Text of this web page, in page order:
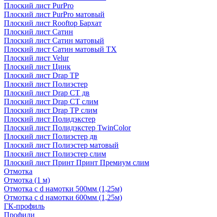
Плоский лист PurPro
Плоский лист PurPro матовый
Плоский лист Rooftop Бархат
Плоский лист Сатин
Плоский лист Сатин матовый
Плоский лист Сатин матовый TX
Плоский лист Velur
Плоский лист Цинк
Плоский лист Drap ТР
Плоский лист Полиэстер
Плоский лист Drap СТ дв
Плоский лист Drap СТ слим
Плоский лист Drap ТР слим
Плоский лист Полидэкстер
Плоский лист Полидэкстер TwinColor
Плоский лист Полиэстер дв
Плоский лист Полиэстер матовый
Плоский лист Полиэстер слим
Плоский лист Принт Принт Премиум слим
Отмотка
Отмотка (1 м)
Отмотка с d намотки 500мм (1,25м)
Отмотка с d намотки 600мм (1,25м)
ГК-профиль
Профили